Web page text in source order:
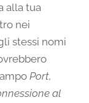
alla tua
nei
stessi nomi
Port,
al